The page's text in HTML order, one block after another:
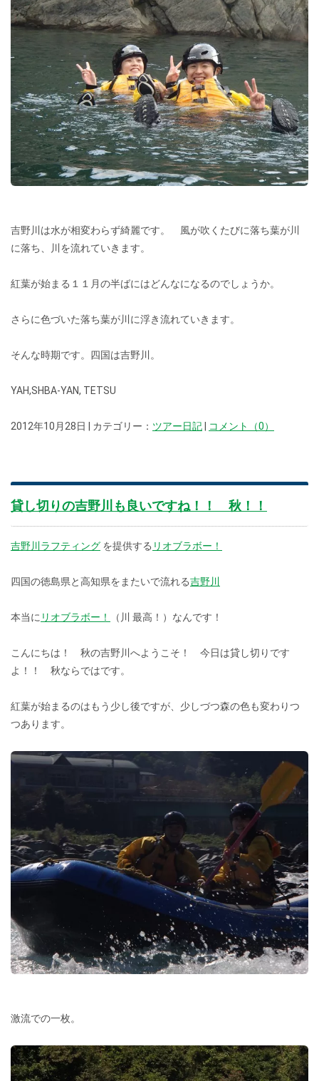
吉野川は水が相変わらず綺麗です。 風が吹くたびに落ち葉が川
に落ち、川を流れていきます。
紅葉が始まる１１月の半ばにはどんなになるのでしょうか。
さらに色づいた落ち葉が川に浮き流れていきます。
そんな時期です。四国は吉野川。
YAH,SHBA-YAN, TETSU
2012年10月28日 | カテゴリー： ツアー日記 コメント（0）
貸し切りの吉野川も良いですね！！ 秋！！
吉野川ラフティング を提供する リオブラボー！
四国の徳島県と高知県をまたいで流れる吉野川
本当に リオブラボー！ （川 最高！）なんです！
こんにちは！ 秋の吉野川へようこそ！ 今日は貸し切りです
よ！！ 秋ならではです。
紅葉が始まるのはもう少し後ですが、少しづつ森の色も変わりつ
つあります。
激流での一枚。